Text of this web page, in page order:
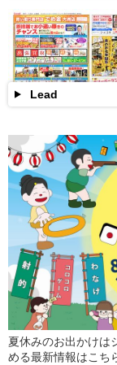
Lead
夏休みのお出かけは
める最新情報はこち